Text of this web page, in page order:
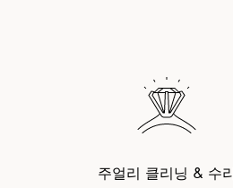
주얼리 클리닝 & 수리